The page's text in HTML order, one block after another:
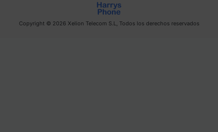
Copyright © 2026 Xelion Telecom S.L, Todos los derechos reservados